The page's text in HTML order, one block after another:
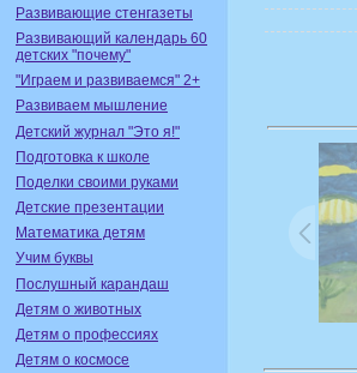
Развивающие стенгазеты
Развивающий календарь 60
детских "почему"
"Играем и развиваемся" 2+
Развиваем мышление
Детский журнал "Это я!"
Подготовка к школе
Поделки своими руками
Детские презентации
Математика детям
Учим буквы
Послушный карандаш
Детям о животных
Детям о профессиях
Детям о космосе